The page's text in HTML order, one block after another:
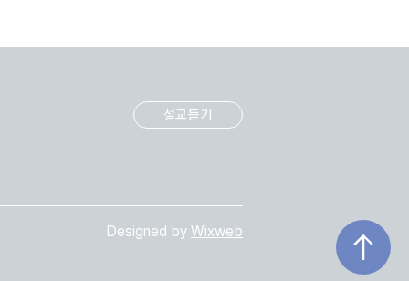
설교듣기
Designed by Wixweb